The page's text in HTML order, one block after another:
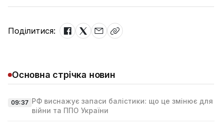
Поділитися:
Основна стрічка новин
09:37 РФ виснажує запаси балістики: що це змінює для
війни та ППО України